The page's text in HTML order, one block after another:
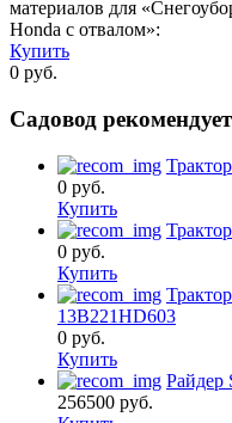
материалов для
Honda с отвалом»:
Купить
0 руб.
Садовод рекомендует
0 руб.
Купить
0 руб.
Купить
13B221HD603
0 руб.
Купить
Райдер
256500 руб.